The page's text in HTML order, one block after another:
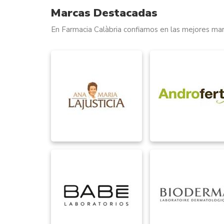
Marcas Destacadas
En Farmacia Calàbria confiamos en las mejores